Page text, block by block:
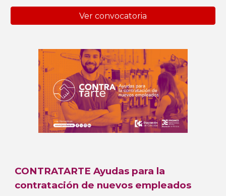
Ver convocatoria
CONTRATARTE Ayudas para la
contratación de nuevos empleados